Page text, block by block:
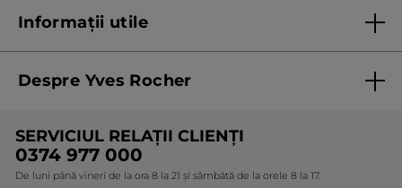
Informații utile
Termeni și condiții pentru vanzarea la distanță a
Politica de confidențialitate
Protecția Consumatorilor - A.N.P.C.
Despre Yves Rocher
Expertiza noastră botanică
Angajamentele noastre
SERVICIUL RELAȚII CLIENȚI
0374 977 000
De luni până vineri de la ora 8 la 21 și sâmbătă de la orele 8 la 17.